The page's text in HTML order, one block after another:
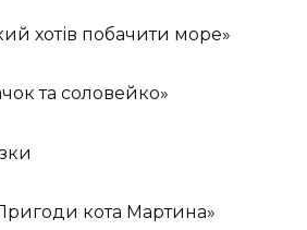
хотів побачити море»
та соловейко»
кота Мартина»